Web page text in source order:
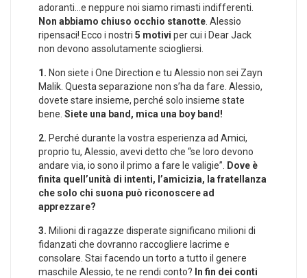
adoranti…e neppure noi siamo rimasti indifferenti.
Non abbiamo chiuso occhio stanotte . Alessio
ripensaci! Ecco i nostri 5 motivi per cui i Dear Jack
non devono assolutamente sciogliersi.
1. Non siete i One Direction e tu Alessio non sei Zayn
Malik. Questa separazione non s’ha da fare. Alessio,
dovete stare insieme, perché solo insieme state
bene. Siete una band, mica una boy band!
2. Perché durante la vostra esperienza ad Amici,
proprio tu, Alessio, avevi detto che “se loro devono
andare via, io sono il primo a fare le valigie”.
Dove è
finita quell’unità di intenti, l’amicizia, la fratellanza
che solo chi suona può riconoscere ad
apprezzare?
3. Milioni di ragazze disperate significano milioni di
fidanzati che dovranno raccogliere lacrime e
consolare. Stai facendo un torto a tutto il genere
maschile Alessio, te ne rendi conto? In fin dei conti